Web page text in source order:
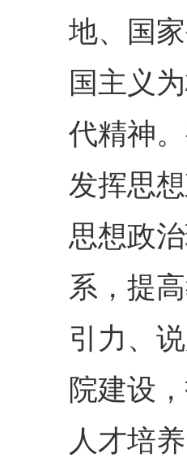
地、国
国主义
代精神
发挥思
思想政
系，提
引力、
院建设
人才培